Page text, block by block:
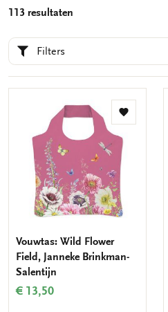
113 resultaten
Filters
Toevoegen
verlanglijst
Vouwtas: Wild Flower
Field, Janneke Brinkman-
Salentijn
€ 13,50